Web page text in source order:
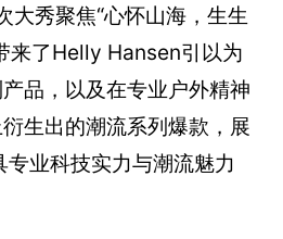
秀聚焦“心怀山海，生生
来了Helly Hansen引以为
品，以及在专业户外精神
生出的潮流系列爆款，展
业科技实力与潮流魅力